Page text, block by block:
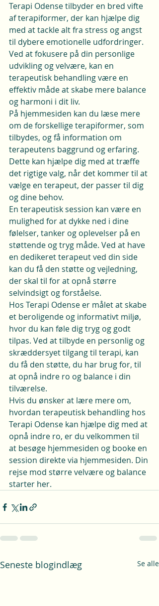
Terapi Odense tilbyder en bred vifte
af terapiformer, der kan hjælpe dig
med at tackle alt fra stress og angst
til dybere emotionelle udfordringer.
Ved at fokusere på din personlige
udvikling og velvære, kan en
terapeutisk behandling være en
effektiv måde at skabe mere balance
og harmoni i dit liv.
På hjemmesiden kan du læse mere
om de forskellige terapiformer, som
tilbydes, og få information om
terapeutens baggrund og erfaring.
Dette kan hjælpe dig med at træffe
det rigtige valg, når det kommer til at
vælge en terapeut, der passer til dig
og dine behov.
En terapeutisk session kan være en
mulighed for at dykke ned i dine
følelser, tanker og oplevelser på en
støttende og tryg måde. Ved at have
en dedikeret terapeut ved din side
kan du få den støtte og vejledning,
der skal til for at opnå større
selvindsigt og forståelse.
Hos Terapi Odense er målet at skabe
et beroligende og informativt miljø,
hvor du kan føle dig tryg og godt
tilpas. Ved at tilbyde en personlig og
skræddersyet tilgang til terapi, kan
du få den støtte, du har brug for, til
at opnå indre ro og balance i din
tilværelse.
Hvis du ønsker at lære mere om,
hvordan terapeutisk behandling hos
Terapi Odense kan hjælpe dig med at
opnå indre ro, er du velkommen til
at besøge hjemmesiden og booke en
session direkte via hjemmesiden. Din
rejse mod større velvære og balance
starter her.
Seneste blogindlæg Se alle